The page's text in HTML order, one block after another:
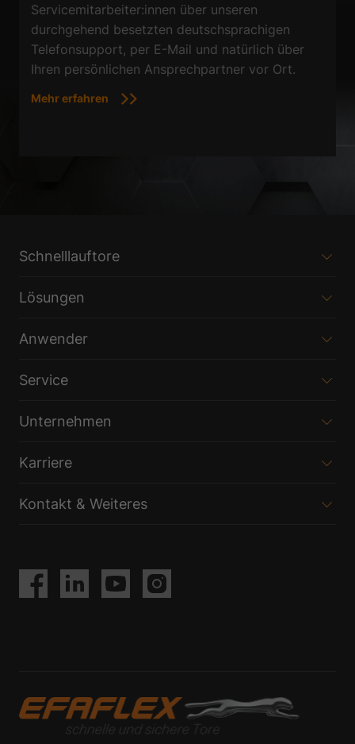
Servicemitarbeiter:innen über unseren
durchgehend besetzten deutschsprachigen
Telefonsupport, per E-Mail und natürlich über
Ihren persönlichen Ansprechpartner vor Ort.
Mehr erfahren
Schnelllauftore
Lösungen
Anwender
Service
Unternehmen
Karriere
Kontakt & Weiteres